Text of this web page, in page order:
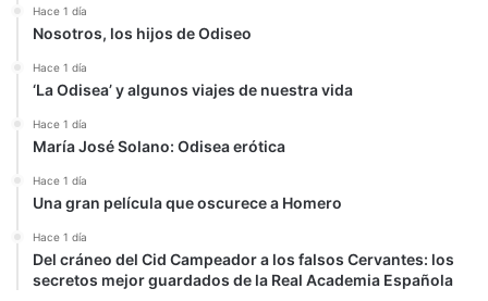
Hace 1 día
Nosotros, los hijos de Odiseo
Hace 1 día
‘La Odisea’ y algunos viajes de nuestra vida
Hace 1 día
María José Solano: Odisea erótica
Hace 1 día
Una gran película que oscurece a Homero
Hace 1 día
Del cráneo del Cid Campeador a los falsos Cervantes: los
secretos mejor guardados de la Real Academia Española